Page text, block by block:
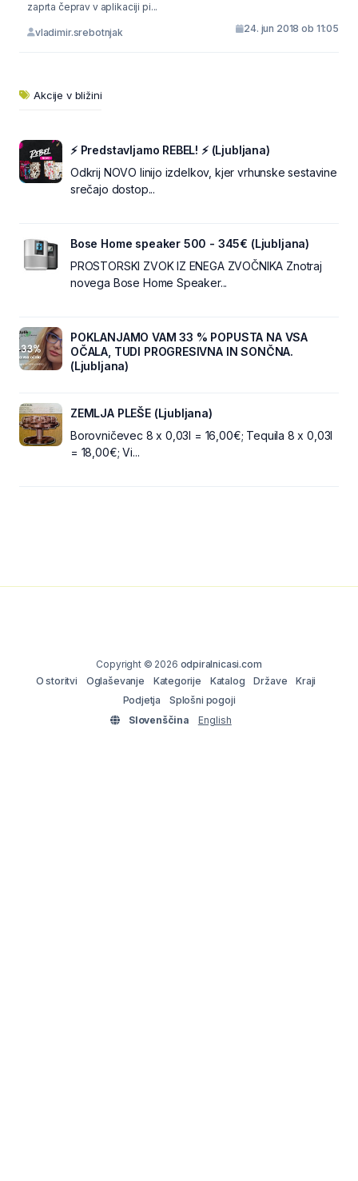
zaprta čeprav v aplikaciji pi...
vladimir.srebotnjak 24. jun 2018 ob 11:05
Akcije v bližini
⚡ Predstavljamo REBEL! ⚡ (Ljubljana)
Odkrij NOVO linijo izdelkov, kjer vrhunske sestavine
srečajo dostop...
Bose Home speaker 500 - 345€ (Ljubljana)
PROSTORSKI ZVOK IZ ENEGA ZVOČNIKA Znotraj
novega Bose Home Speaker...
POKLANJAMO VAM 33 % POPUSTA NA VSA
OČALA, TUDI PROGRESIVNA IN SONČNA.
(Ljubljana)
ZEMLJA PLEŠE (Ljubljana)
Borovničevec 8 x 0,03l = 16,00€; Tequila 8 x 0,03l
= 18,00€; Vi...
Copyright © 2026 odpiralnicasi.com
O storitvi
Oglaševanje Kategorije Katalog Države
Kraji
Podjetja
Splošni pogoji
Slovenščina
English